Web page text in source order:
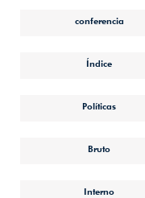
conferencia
Índice
Políticas
Bruto
Interno